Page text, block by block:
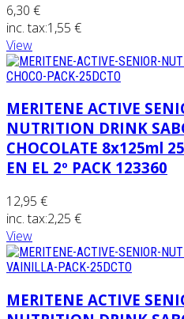
6,30 €
inc. tax:1,55 €
View
MERITENE ACTIVE
NUTRITION DRINK
CHOCOLATE 8x125ml
EN EL 2º PACK 123360
12,95 €
inc. tax:2,25 €
View
MERITENE ACTIVE